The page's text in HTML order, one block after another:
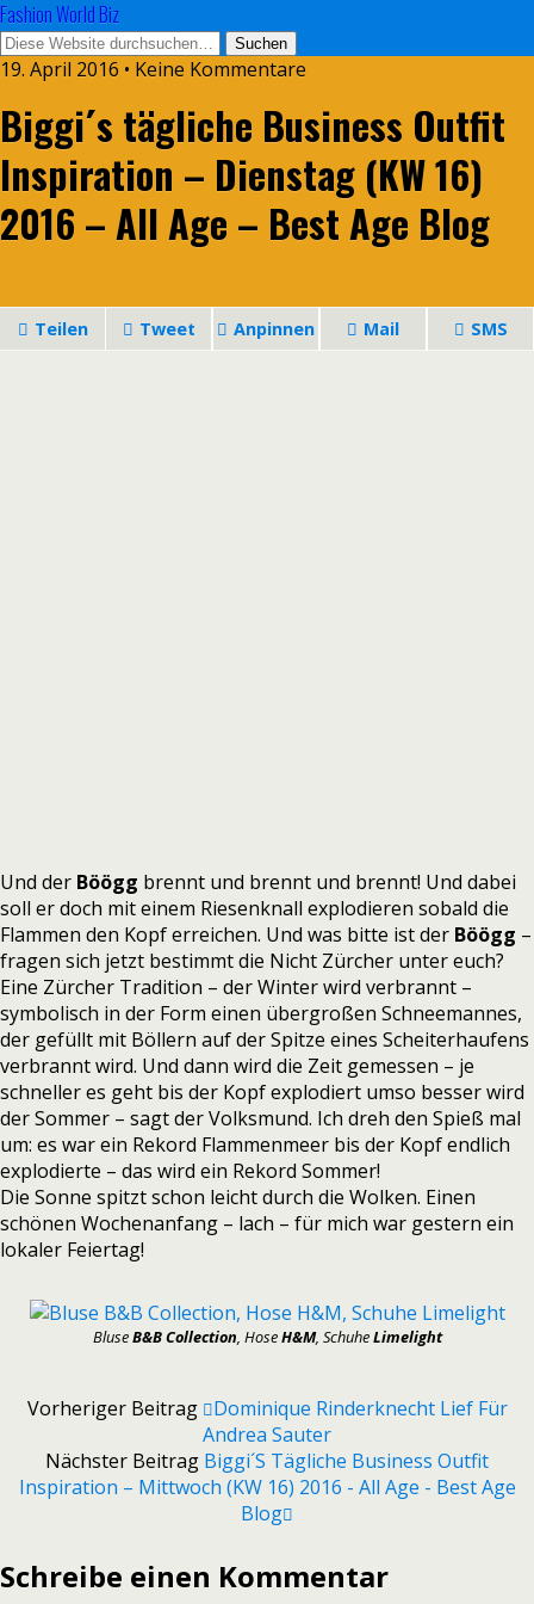
Fashion World Biz
19. April 2016 • Keine Kommentare
Biggi´s tägliche Business Outfit
Inspiration – Dienstag (KW 16)
2016 – All Age – Best Age Blog
Teilen Tweet Anpinnen Mail SMS
Und der Böögg brennt und brennt und brennt! Und dabei
soll er doch mit einem Riesenknall explodieren sobald die
Flammen den Kopf erreichen. Und was bitte ist der Böögg –
fragen sich jetzt bestimmt die Nicht Zürcher unter euch?
Eine Zürcher Tradition – der Winter wird verbrannt –
symbolisch in der Form einen übergroßen Schneemannes,
der gefüllt mit Böllern auf der Spitze eines Scheiterhaufens
verbrannt wird. Und dann wird die Zeit gemessen – je
schneller es geht bis der Kopf explodiert umso besser wird
der Sommer – sagt der Volksmund. Ich dreh den Spieß mal
um: es war ein Rekord Flammenmeer bis der Kopf endlich
explodierte – das wird ein Rekord Sommer!
Die Sonne spitzt schon leicht durch die Wolken. Einen
schönen Wochenanfang – lach – für mich war gestern ein
lokaler Feiertag!
BluseB&B Collection, HoseH&M, SchuheLimelight
Vorheriger Beitrag
Dominique Rinderknecht Lief Für
Andrea Sauter
Nächster Beitrag Biggi´s Tägliche Business Outfit
Inspiration – Mittwoch (KW 16) 2016 - All Age - Best Age
Blog
Schreibe einen Kommentar